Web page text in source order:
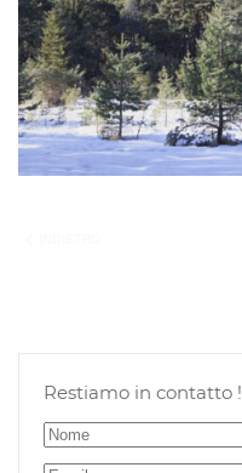
Restiamo in contatto !